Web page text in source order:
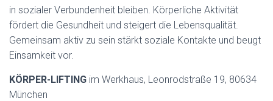
in sozialer Verbundenheit bleiben. Körperliche Aktivität
fördert die Gesundheit und steigert die Lebensqualität.
Gemeinsam aktiv zu sein stärkt soziale Kontakte und beugt
Einsamkeit vor.
KÖRPER-LIFTING im Werkhaus, Leonrodstraße 19, 80634
München